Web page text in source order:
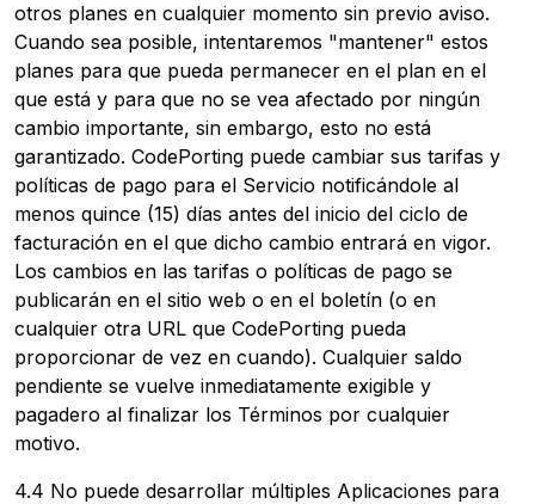
otros planes en cualquier momento sin previo aviso.
Cuando sea posible, intentaremos "mantener" estos
planes para que pueda permanecer en el plan en el
que está y para que no se vea afectado por ningún
cambio importante, sin embargo, esto no está
garantizado. CodePorting puede cambiar sus tarifas y
políticas de pago para el Servicio notificándole al
menos quince (15) días antes del inicio del ciclo de
facturación en el que dicho cambio entrará en vigor.
Los cambios en las tarifas o políticas de pago se
publicarán en el sitio web o en el boletín (o en
cualquier otra URL que CodePorting pueda
proporcionar de vez en cuando). Cualquier saldo
pendiente se vuelve inmediatamente exigible y
pagadero al finalizar los Términos por cualquier
motivo.
4.4 No puede desarrollar múltiples Aplicaciones para